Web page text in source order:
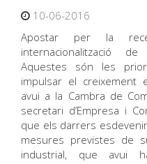
10-06-2016
Apostar per la
internacionalització
Aquestes són les
impulsar el creixement
avui a la Cambra de
secretari d’Empresa i
que els darrers
mesures previstes de
industrial, que avui